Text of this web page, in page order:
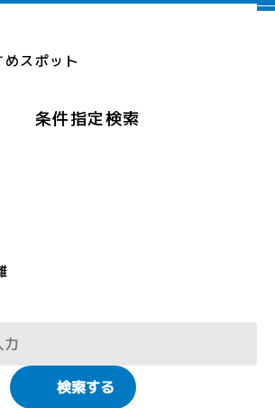
めスポット
条件指定検索
検索する